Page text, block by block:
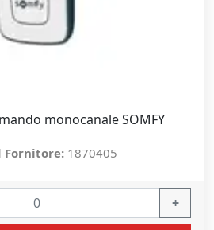
monocanale SOMFY
Fornitore: 1870405
+